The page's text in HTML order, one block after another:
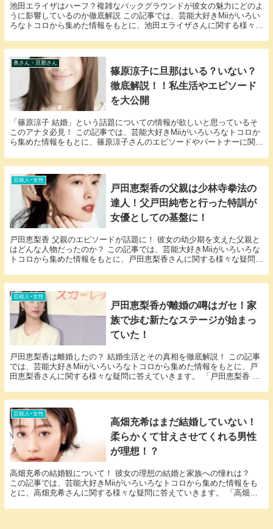
池田エライザはハーフ？複雑なバックグラウンドが彼女の魅力にどのよ
うに影響しているのか徹底解説 この記事では、芸能大好きMiiがいろい
ろなトコロから集めた情報をもとに、池田エライザさんに関する様々な
奥さん・旦那さん
篠原涼子に旦那はいる？いない？
徹底解説！！私生活やエピソード
を大公開
「篠原涼子 結婚」という話題についての情報が欲しいと思っているそ
このアナタ必見！ この記事では、芸能大好きMiiがいろいろなトコロか
ら集めた情報をもとに、篠原涼子さんのエピソードやパートナーに関す
芸能人ｰ女性
戸田恵梨香の父親は少林寺拳法の
達人！父戸田純壱と行った特訓が
女優としての基盤に！
戸田恵梨香 父親のエピソードが話題に！ 彼女の幼少期を支えた父親と
はどんな人物だったのか？ この記事では、芸能大好きMiiがいろいろな
トコロから集めた情報をもとに、戸田恵梨香さんに関する様々な疑問に
芸能人ｰ女性
戸田恵梨香が離婚の噂はガセ！家
族で歩む新たなステージが始まっ
ていた！
戸田恵梨香は離婚したの？ 結婚生活とその真相を徹底解説！ この記事
では、芸能大好きMiiがいろいろなトコロから集めた情報をもとに、戸
田恵梨香さんに関する様々な疑問に答えていきます。 「戸田恵梨香 離
芸能人ｰ女性
高畑充希はまだ結婚していない！
柔らかくて甘えさせてくれる男性
が理想！？
高畑充希の結婚観について！ 彼女の理想の結婚と家族への憧れは？
この記事では、芸能大好きMiiがいろいろなトコロから集めた情報をも
とに、高畑充希さんに関する様々な疑問に答えていきます。 「高畑充